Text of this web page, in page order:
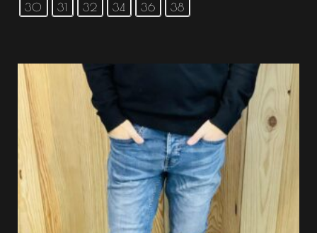
30 31 32 34 36 38